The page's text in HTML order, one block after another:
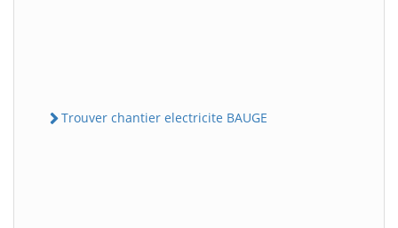
Trouver chantier electricite BAUGE